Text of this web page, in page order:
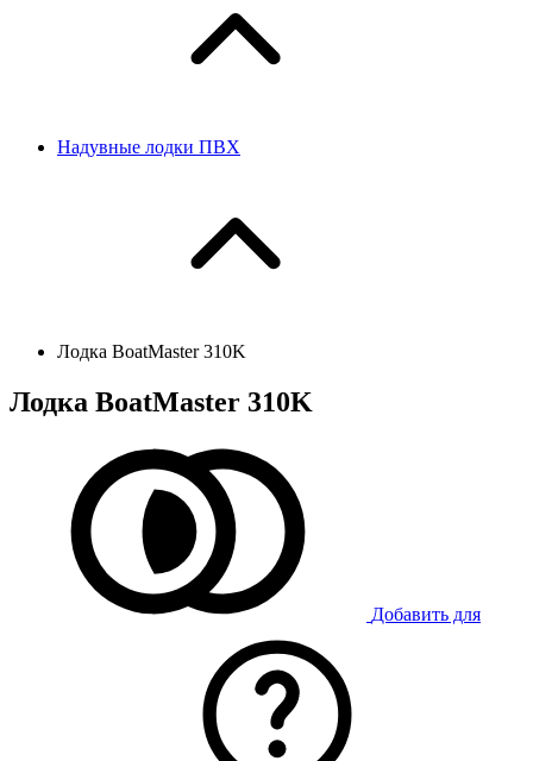
Надувные лодки ПВХ
Лодка BoatMaster 310K
Лодка BoatMaster 310K
Добавить для